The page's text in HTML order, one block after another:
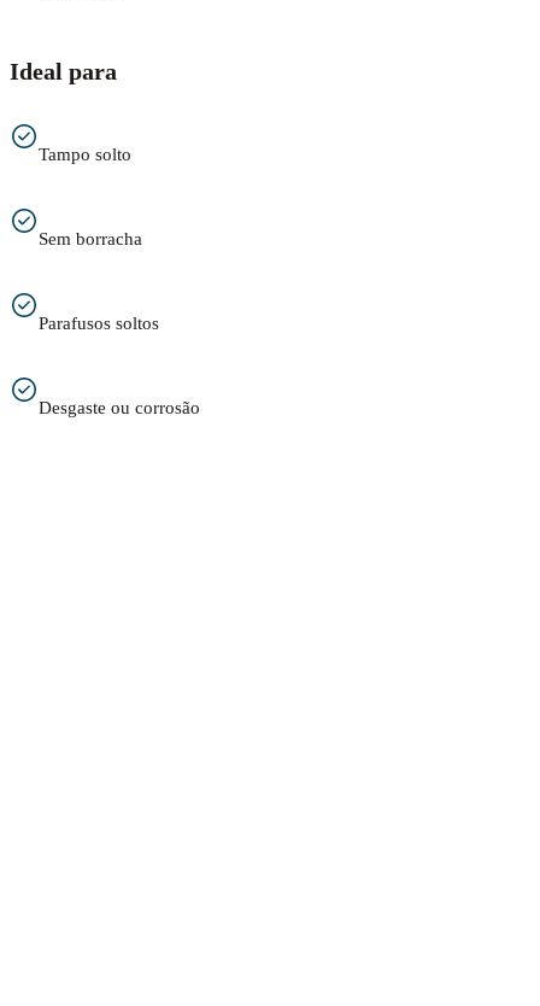
Ideal para
Tampo solto
Sem borracha
Parafusos soltos
Desgaste ou corrosão